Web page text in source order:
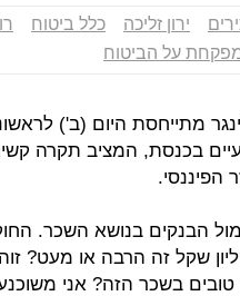
ירון זליכה כלל ביטוח
על הביטוח
מתייחסת היום (ב')
הפיננסי.
הבנקים בנושא השכר.
לתשלום. האם 2.5 מיליון שקל זה הרבה
בשכר הזה? אני